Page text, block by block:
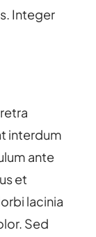
Integer
interdum
ante
et
lacinia
Sed